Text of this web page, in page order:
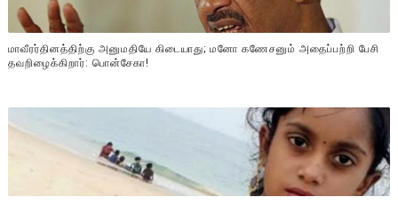
மாவீரர்தினத்திற்கு அனுமதியே கிடையாது; மனோ கணேசனும் அதைப்பற்றி பேசி
தவறிழைக்கிறார்: பொன்சேகா!